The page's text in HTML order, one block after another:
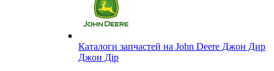
Каталоги запчастей на John Deere Джон Дир
Джон Дір